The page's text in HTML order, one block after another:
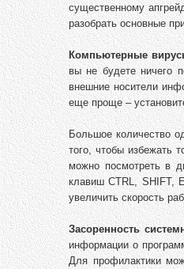
существенному
разобрать основные
Компьютерные
вы не будете ничего
внешние носители
еще проще –
Большое количество
того, чтобы избежать
можно посмотреть в
клавиш CTRL, SHIFT,
увеличить скорость
Засоренность
информации о
Для профилактики